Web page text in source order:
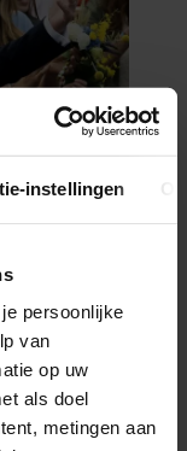
instellingen
persoonlijke
van
op uw
als doel
metingen aan